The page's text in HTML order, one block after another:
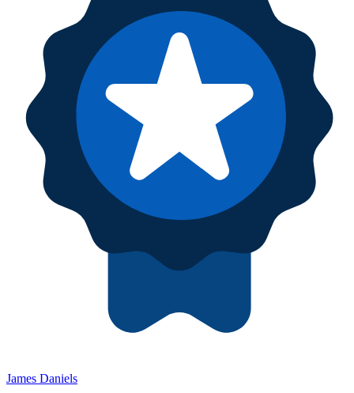
James Daniels